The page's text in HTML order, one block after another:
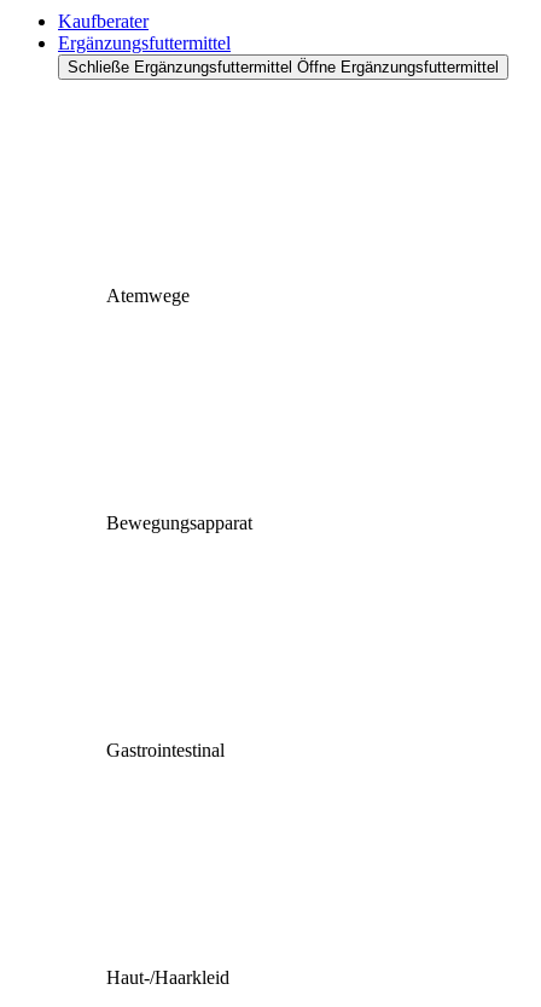
Kaufberater
Ergänzungsfuttermittel
Schließe Ergänzungsfuttermittel Öffne Ergänzungsfuttermittel
Atemwege
Bewegungsapparat
Gastrointestinal
Haut-/Haarkleid